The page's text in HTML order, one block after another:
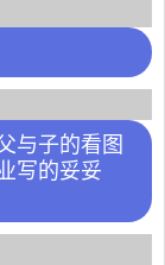
与子的看图
写的妥妥